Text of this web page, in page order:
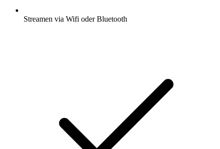
Streamen via Wifi oder Bluetooth